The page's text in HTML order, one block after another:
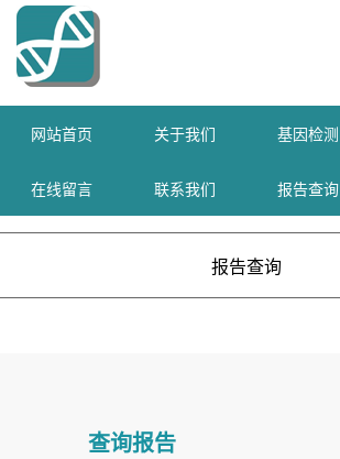
网站首页 关于我们 基因检测
在线留言 联系我们 报告查询
报告查询
查询报告